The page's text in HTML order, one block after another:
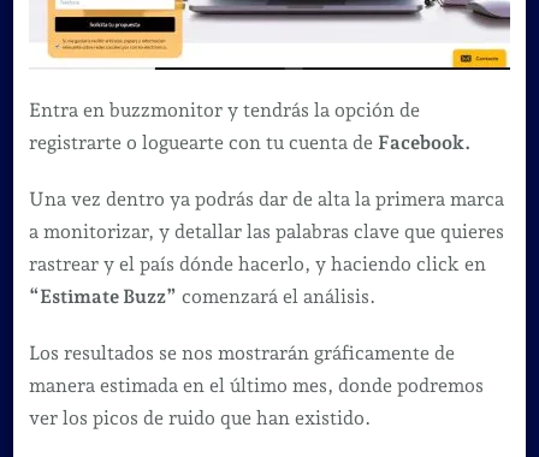
Entra en buzzmonitor y tendrás la opción de
registrarte o loguearte con tu cuenta de Facebook.
Una vez dentro ya podrás dar de alta la primera marca
a monitorizar, y detallar las palabras clave que quieres
rastrear y el país dónde hacerlo, y haciendo click en
“Estimate Buzz” comenzará el análisis.
Los resultados se nos mostrarán gráficamente de
manera estimada en el último mes, donde podremos
ver los picos de ruido que han existido.